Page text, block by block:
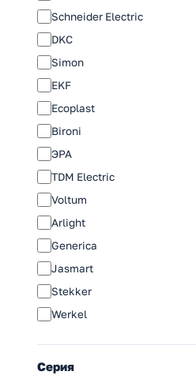
Schneider Electric
DKC
Simon
EKF
Ecoplast
Bironi
ЭРА
TDM Electric
Voltum
Arlight
Generica
Jasmart
Stekker
Werkel
Серия